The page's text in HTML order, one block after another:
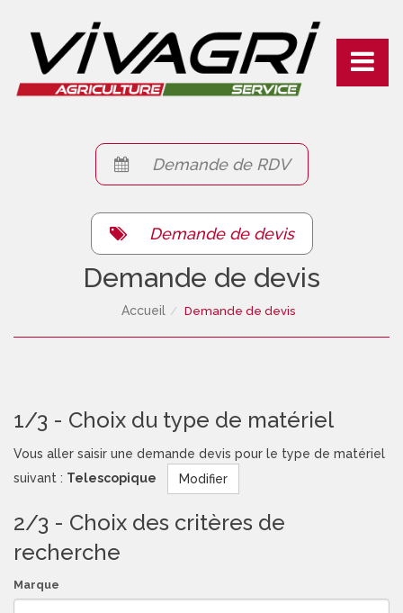
Toggle
Demande de RDV
Demande de devis
Demande de devis
Accueil Demande de devis
1/3 - Choix du type de matériel
Vous aller saisir une demande devis pour le type de matériel
suivant : Telescopique Modifier
2/3 - Choix des critères de
recherche
Marque